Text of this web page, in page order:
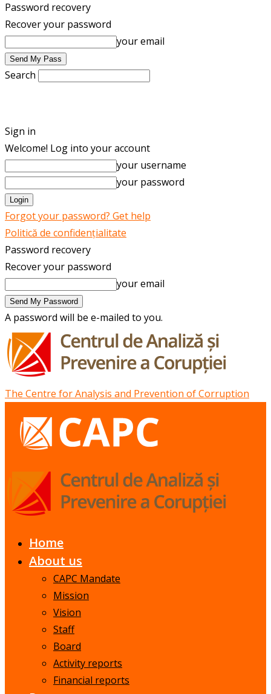
Password recovery
Recover your password
your email
Search
Sign in
Welcome! Log into your account
your username
your password
Forgot your password? Get help
Politică de confidențialitate
Password recovery
Recover your password
your email
A password will be e-mailed to you.
The Centre for Analysis and Prevention of Corruption
Home
About us
CAPC Mandate
Mission
Vision
Staff
Board
Activity reports
Financial reports